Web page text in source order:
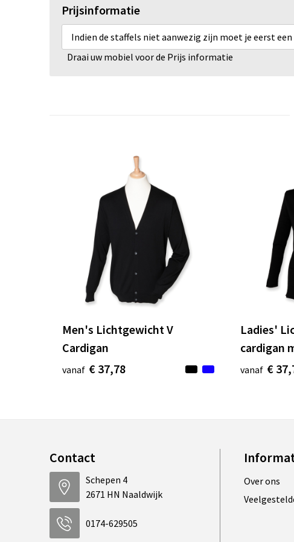
Prijsinformatie
Indien de staffels niet aanwezig zijn moet je eerst
Draai uw mobiel voor de Prijs informatie
Men's Lichtgewicht V
Cardigan
vanaf € 37,78
Ladies'
cardigan
vanaf €
Contact
Schepen 4
2671 HN Naaldwijk
0174-629505
Over ons